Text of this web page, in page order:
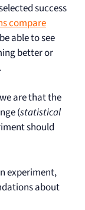
success
compare
able to see
better or
are that the
(statistical
should
experiment,
about